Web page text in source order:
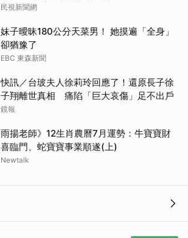
民視新聞網
妹子曖昧180公分天菜男！ 她摸遍「全身」
卻猶豫了
EBC 東森新聞
快訊／台玻夫人徐莉玲回應了！還原長子徐
子翔離世真相 痛陷「巨大哀傷」足不出戶
鏡報
雨揚老師》12生肖農曆7月運勢：牛寶寶財
喜臨門、蛇寶寶事業順遂(上)
Newtalk